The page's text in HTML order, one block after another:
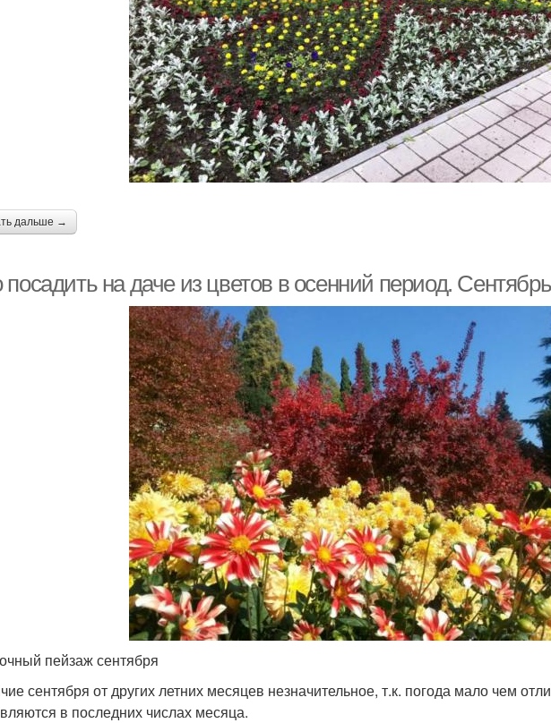
дальше →
посадить на даче из цветов в осенний период. Сентябрь
пейзаж сентября
сентября от других летних месяцев незначительное, т.к. погода мало чем
в последних числах месяца.